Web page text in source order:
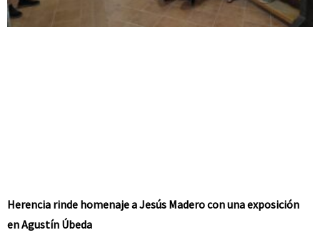
Herencia rinde homenaje a Jesús Madero con una exposición
en Agustín Úbeda